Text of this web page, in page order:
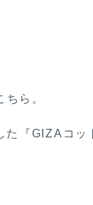
ら。
た『GIZAコッ